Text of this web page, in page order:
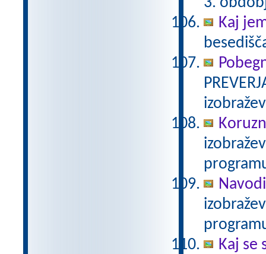
Kaj
Kaj se